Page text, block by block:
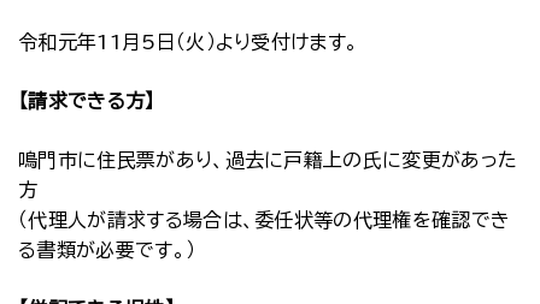
令和元年11月5日（火）より受付けます。
【請求できる方】
鳴門市に住民票があり、過去に戸籍上の氏に変更があった
方
（代理人が請求する場合は、委任状等の代理権を確認でき
る書類が必要です。）